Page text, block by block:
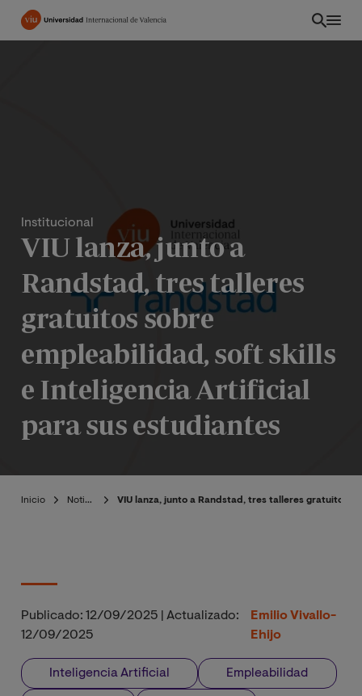
Pasar
PE
Institucional
VIU lanza, junto a
Randstad, tres talleres
gratuitos sobre
empleabilidad, soft skills
e Inteligencia Artificial
para sus estudiantes
Inicio Noticias VIU lanza, junto a Randstad, tres talleres gratuitos
Publicado: 12/09/2025
Actualizado:
12/09/2025
Emilio Vivallo-
Ehijo
Inteligencia Artificial Empleabilidad